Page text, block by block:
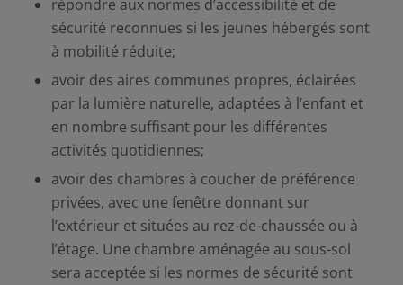
répondre aux normes d’accessibilité et de
sécurité reconnues si les jeunes hébergés sont
à mobilité réduite;
avoir des aires communes propres, éclairées
par la lumière naturelle, adaptées à l’enfant et
en nombre suffisant pour les différentes
activités quotidiennes;
avoir des chambres à coucher de préférence
privées, avec une fenêtre donnant sur
l’extérieur et situées au rez-de-chaussée ou à
l’étage. Une chambre aménagée au sous-sol
sera acceptée si les normes de sécurité sont